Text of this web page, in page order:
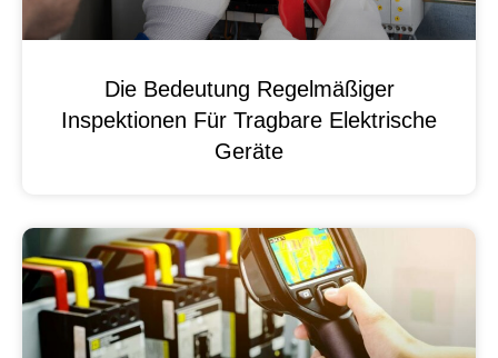
Die Bedeutung Regelmäßiger
Inspektionen Für Tragbare Elektrische
Geräte